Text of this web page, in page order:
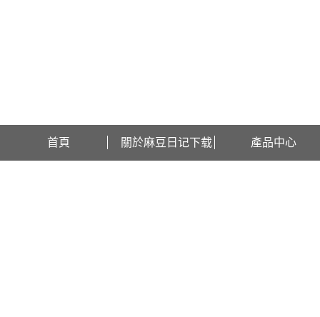
首頁 關於麻豆日记下载 產品中心